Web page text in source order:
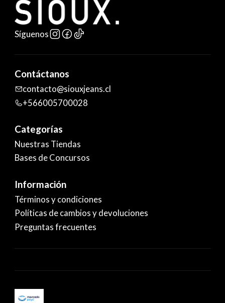
Síguenos
Contáctanos
contacto@siouxjeans.cl
+566005700028
Categorías
Nuestras Tiendas
Bases de Concursos
Información
Términos y condiciones
Políticas de cambios y devoluciones
Preguntas frecuentes